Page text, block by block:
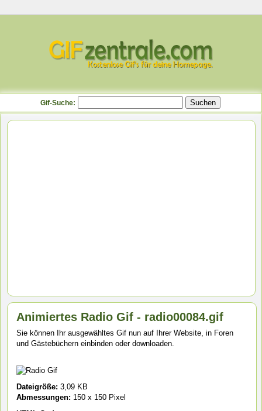
Gif-Suche:
Animiertes Radio Gif - radio00084.gif
Sie können Ihr ausgewähltes Gif nun auf Ihrer Website, in Foren
und Gästebüchern einbinden oder downloaden.
Dateigröße: 3,09 KB
Abmessungen: 150 x 150 Pixel